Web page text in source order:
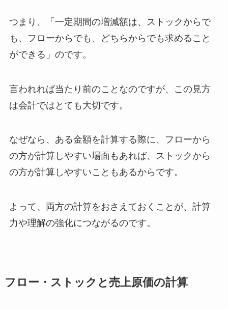
つまり、「一定期間の増減額は、
ストックからで
も、フローからでも、どちらからでも求めること
ができる 」のです。
言われれば当たり前のことなのですが、
この見方
は会計ではとても大切です。
なぜなら、ある金額を計算する際に、
フローから
の方が計算しやすい場面 もあれば、 ストックから
の方が計算しやすいこと もあるからです。
よって、両方の計算をおさえておくことが、計算
力や理解の強化につながるのです。
フロー・ストックと売上原価の計算